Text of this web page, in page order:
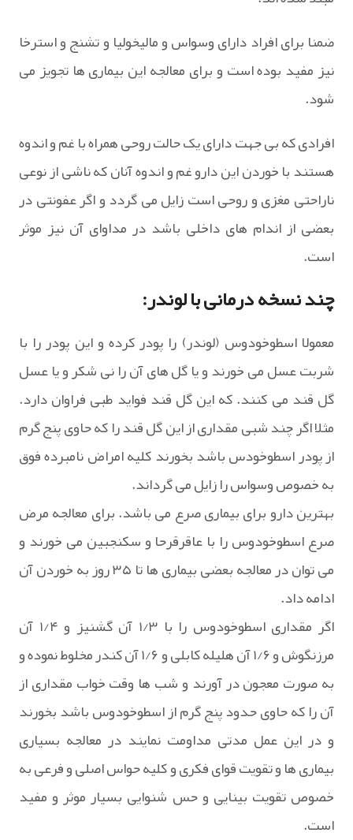
ضمنا برای افراد دارای وسواس و مالیخولیا و تشنج و استرخا
نیز مفید بوده است و برای معالجه این بیماری ها تجویز می
شود.
افرادی که بی جهت دارای یک حالت روحی همراه با غم و اندوه
هستند با خوردن این دارو غم و اندوه آنان که ناشی از نوعی
ناراحتی مغزی و روحی است زایل می گردد و اگر عفونتی در
بعضی از اندام های داخلی باشد در مداوای آن نیز موثر
است.
چند نسخه درمانی با لوندر:
معمولا اسطوخودوس (لوندر) را پودر کرده و این پودر را با
شربت عسل می خورند و یا گل های آن را نی شکر و یا عسل
گل قند می کنند. که این گل قند فواید طبی فراوان دارد.
مثلا اگر چند شبی مقداری از این گل قند را که حاوی پنج گرم
از پودر اسطوخودس باشد بخورند کلیه امراض نامبرده فوق
به خصوص وسواس را زایل می گرداند.
بهترین دارو برای بیماری صرع می باشد. برای معالجه مرض
صرع اسطوخودوس را با عاقرقرحا و سکنجبین می خورند و
می توان در معالجه بعضی بیماری ها تا ۳۵ روز به خوردن آن
ادامه داد.
اگر مقداری اسطوخودوس را با ۱/۳ آن گشنیز و ۱/۴ آن
مرزنگوش و ۱/۶ آن هلیله کابلی و ۱/۶ آن کندر مخلوط نموده و
به صورت معجون در آورند و شب ها وقت خواب مقداری از
آن را که حاوی حدود پنج گرم از اسطوخودوس باشد بخورند
و در این عمل مدتی مداومت نمایند در معالجه بسیاری
بیماری ها و تقویت قوای فکری و کلیه حواس اصلی و فرعی به
خصوص تقویت بینایی و حس شنوایی بسیار موثر و مفید
است.